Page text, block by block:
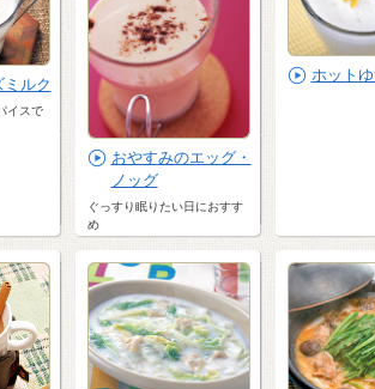
ミルク
イスで
おやすみのエッグ・
ノッグ
ぐっすり眠りたい日におすす
め
ホット